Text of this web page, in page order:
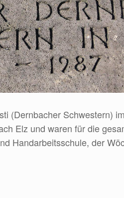
(Dernbacher Schwestern)
Elz und waren für die
Handarbeitsschule, der